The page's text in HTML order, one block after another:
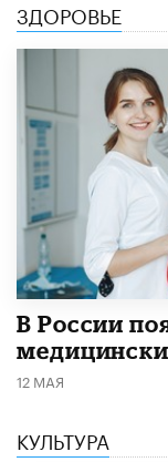
ЗДОРОВЬЕ
В России
12 МАЯ
КУЛЬТУРА